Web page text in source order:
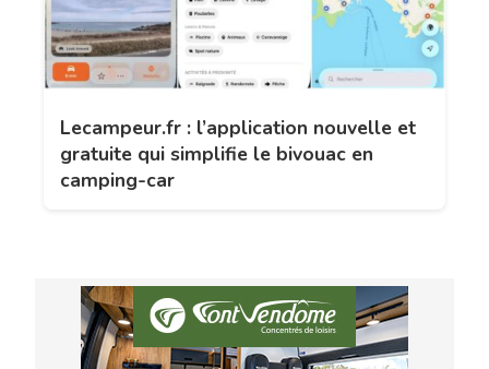
Lecampeur.fr : l’application nouvelle et
gratuite qui simplifie le bivouac en
camping-car